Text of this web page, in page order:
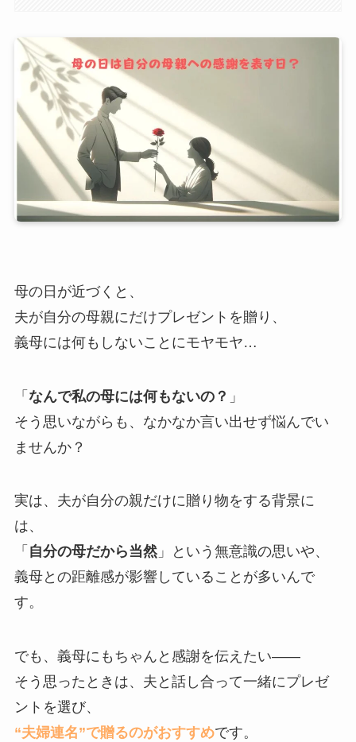
母の日が近づくと、
夫が自分の母親にだけプレゼントを贈り、
義母には何もしないことにモヤモヤ…
「 なんで私の母には何もないの？ 」
そう思いながらも、なかなか言い出せず悩んでい
ませんか？
実は、夫が自分の親だけに贈り物をする背景に
は、
「 自分の母だから当然」という無意識の思いや、
義母との距離感が影響していることが多いんで
す。
でも、義母にもちゃんと感謝を伝えたい——
そう思ったときは、夫と話し合って一緒にプレゼ
ントを選び、
“夫婦連名”で贈るのがおすすめです。